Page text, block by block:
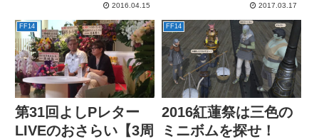
2016.04.15 2017.03.17
FF14
第31回よしPレター
LIVEのおさらい【3周
FF14
2016紅蓮祭は三色の
ミニボムを探せ！